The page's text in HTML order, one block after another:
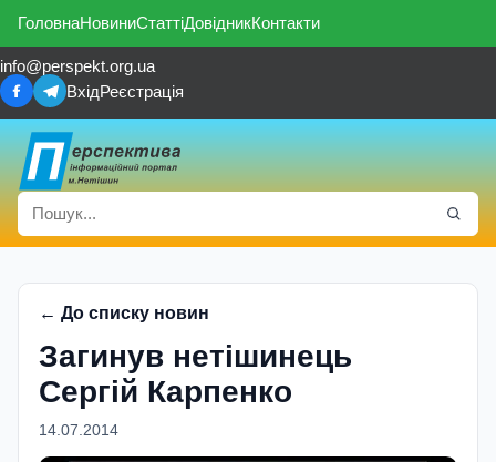
ГоловнаНовиниСтаттіДовідникКонтакти
info@perspekt.org.ua
ВхідРеєстрація
← До списку новин
Загинув нетішинець
Сергій Карпенко
14.07.2014